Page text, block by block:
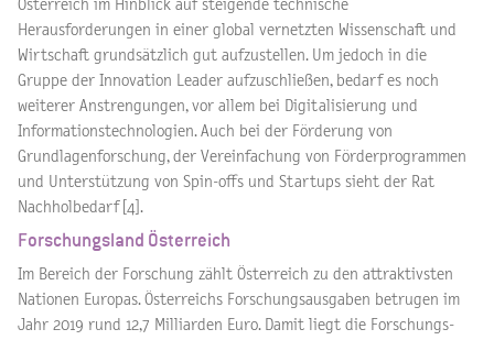
Österreich im Hinblick auf steigende technische
Herausforderungen in einer global vernetzten Wissenschaft und
Wirtschaft grundsätzlich gut aufzustellen. Um jedoch in die
Gruppe der Innovation Leader aufzuschließen, bedarf es noch
weiterer Anstrengungen, vor allem bei Digitalisierung und
Informationstechnologien. Auch bei der Förderung von
Grundlagenforschung, der Vereinfachung von Förderprogrammen
und Unterstützung von Spin-offs und Startups sieht der Rat
Nachholbedarf [4].
Forschungsland Österreich
Im Bereich der Forschung zählt Österreich zu den attraktivsten
Nationen Europas. Österreichs Forschungsausgaben betrugen im
Jahr 2019 rund 12,7 Milliarden Euro. Damit liegt die Forschungs-